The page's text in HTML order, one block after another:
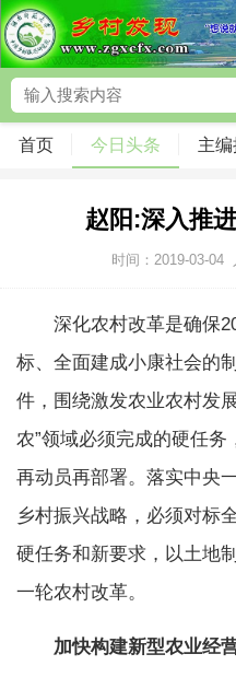
首页 今日头条 主
赵阳:深入推
时间：2019-03-04
深化农村改革是确保
标、全面建成小康社会的
件，围绕激发农业农村发
农”领域必须完成的硬任
再动员再部署。落实中央
乡村振兴战略，必须对标
硬任务和新要求，以土地
一轮农村改革。
加快构建新型农业经